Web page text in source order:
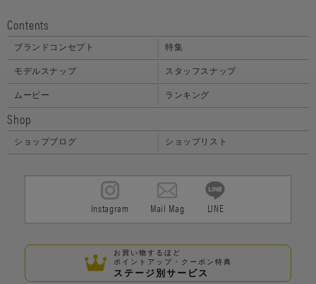
Contents
ブランドコンセプト 特集
モデルスナップ スタッフスナップ
ムービー ランキング
Shop
ショップブログ ショップリスト
Instagram Mail Mag LINE
お買い物するほど
ポイントアップ・クーポン特典
ステージ別サービス